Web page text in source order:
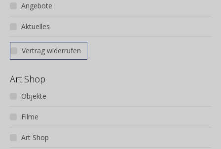
Angebote
Aktuelles
Vertrag widerrufen
Art Shop
Objekte
Filme
Art Shop